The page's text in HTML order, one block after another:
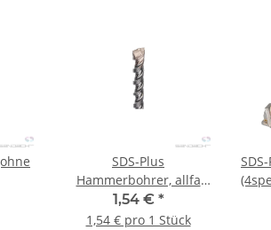
SDS-Plus
Hammerbohrer, allfa
(Marathon) 5 x 110 mm -
1 Stk.
1,54 € *
1,54 € pro 1 Stück